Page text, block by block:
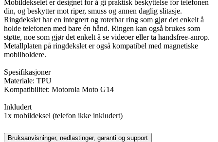
Mobildekselet er designet for å gi praktisk beskyttelse for telefonen
din, og beskytter mot riper, smuss og annen daglig slitasje.
Ringdekslet har en integrert og roterbar ring som gjør det enkelt å
holde telefonen med bare én hånd. Ringen kan også brukes som
støtte, noe som gjør det enkelt å se videoer eller ta handsfree-anrop.
Metallplaten på ringdekslet er også kompatibel med magnetiske
mobilholdere.
Spesifikasjoner
Materiale: TPU
Kompatibilitet: Motorola Moto G14
Inkludert
1x mobildeksel (telefon ikke inkludert)
Bruksanvisninger, nedlastinger, garanti og support